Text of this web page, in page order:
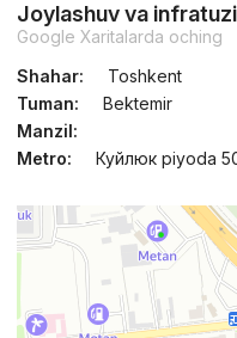
Joylashuv va
Google Xaritalarda oching
Shahar:
Toshkent
Tuman:
Bektemir
Manzil:
Metro:
Куйлюк piyoda